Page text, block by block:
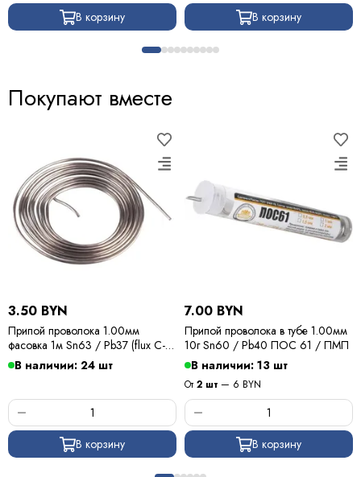
В корзину В корзину
Покупают вместе
3.50 BYN
Припой проволока 1.00мм
фасовка 1м Sn63 / Pb37 (flux C-6)
ПОС 63 / Kewei
В наличии: 24 шт
В корзину
7.00 BYN
Припой проволока в тубе 1.00мм
10г Sn60 / Pb40 ПОС 61 / ПМП
В наличии: 13 шт
От2 шт — 6 BYN
В корзину